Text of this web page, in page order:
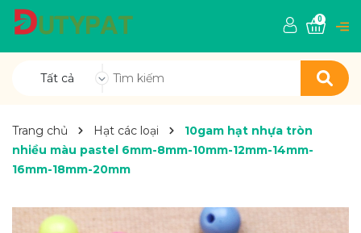
Tất cả
0
Trang chủ Hạt các loại
10gam hạt nhựa tròn
nhiều màu pastel 6mm-8mm-10mm-12mm-14mm-
16mm-18mm-20mm